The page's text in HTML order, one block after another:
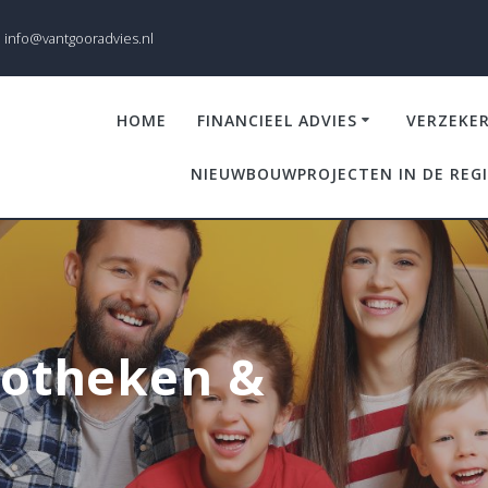
info@vantgooradvies.nl
HOME FINANCIEEL ADVIES
NIEUWBOUWPROJECTEN IN DE
&